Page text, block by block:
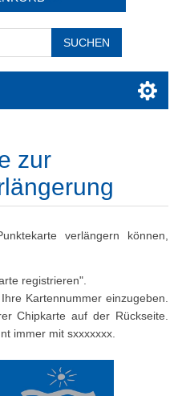
zur
verlängern können,
registrieren".
Kartennummer einzugeben.
Chipkarte auf der Rückseite.
immer mit sxxxxxxx.